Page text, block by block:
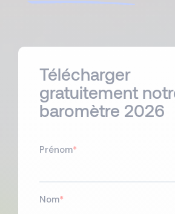
Télécharger
gratuitement
baromètre 2026